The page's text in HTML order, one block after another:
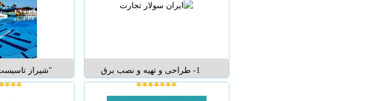
نرده شیشه ای http://www.akat-co.ir/
چوب,سقفی
فرسودگی طی
فایبرسمنت
محمد طباطبایی
1- طراحی و تهیه و نصب برق
خورشیدی برای ویلا ها و باغ های که
دور از شبکه برق شهری می باشند و یا
سابقه طراحی